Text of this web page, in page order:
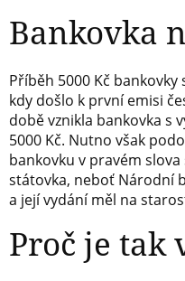
Bankovka
Příběh 5000 Kč bankovky
kdy došlo k první emisi
době vznikla bankovka s
5000 Kč. Nutno však
bankovku v pravém
státovka, neboť Národní
a její vydání měl na
Proč je tak